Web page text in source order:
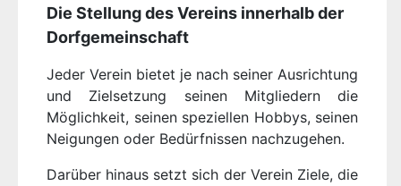
Die Stellung des Vereins innerhalb der
Dorfgemeinschaft
Jeder Verein bietet je nach seiner Ausrichtung
und Zielsetzung seinen Mitgliedern die
Möglichkeit, seinen speziellen Hobbys, seinen
Neigungen oder Bedürfnissen nachzugehen.
Darüber hinaus setzt sich der Verein Ziele, die